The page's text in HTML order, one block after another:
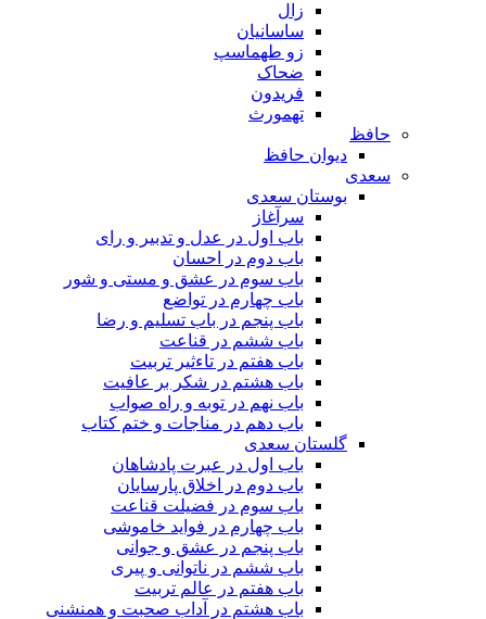
زال
ساسانیان
زو طهماسپ‏
ضحاک
فریدون
تهمورث
حافظ
دیوان حافظ
سعدی
بوستان سعدی
سرآغاز
باب اول در عدل و تدبیر و رای
باب دوم در احسان
باب سوم در عشق و مستی و شور
باب چهارم در تواضع
باب پنجم در باب تسلیم و رضا
باب ششم در قناعت
باب هفتم در تاءثیر تربیت
باب هشتم در شکر بر عافیت
باب نهم در توبه و راه صواب
باب دهم در مناجات و ختم کتاب
گلستان سعدی
باب اول در عبرت پادشاهان
باب دوم در اخلاق پارسایان
باب سوم در فضیلت قناعت
باب چهارم در فواید خاموشى
باب پنجم در عشق و جوانى
باب ششم در ناتوانى و پیرى
باب هفتم در عالم تربیت
باب هشتم در آداب صحبت و همنشنى